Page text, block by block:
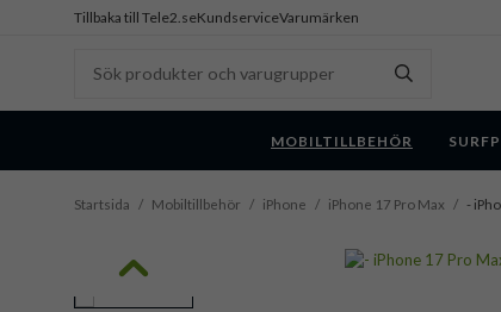
Tillbaka till Tele2.seKundserviceVarumärken
MOBILTILLBEHÖR
Startsida / Mobiltillbehör / iPhone / iPhone 17 Pro Max / -